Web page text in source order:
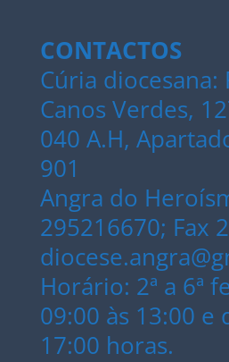
CONTACTOS
Cúria diocesana:
Canos Verdes,
040 A.H,
901
Angra do
295216670; Fax
Horário: 2ª a 6ª
09:00 às 13:00 e
17:00 horas.